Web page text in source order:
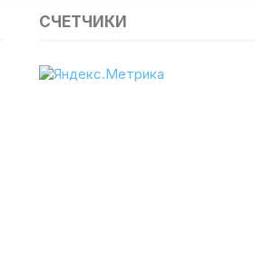
СЧЕТЧИКИ